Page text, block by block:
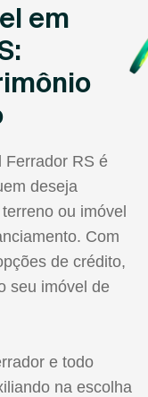
em
Ferrador RS é
deseja
ou imóvel
Com
de crédito,
seu imóvel de
e todo
na escolha